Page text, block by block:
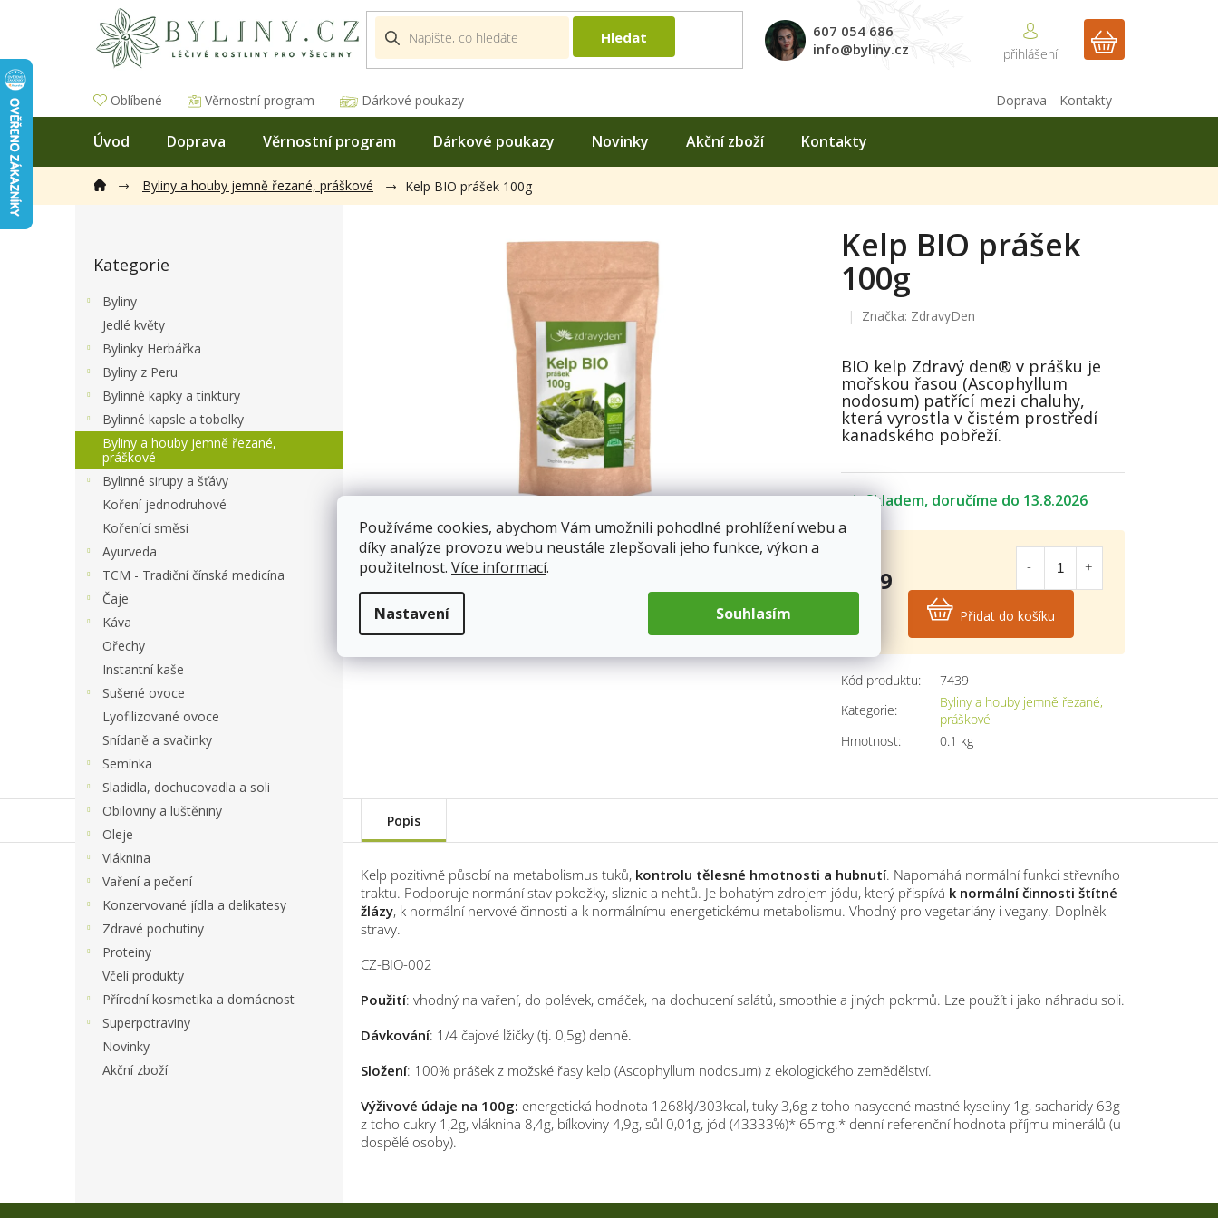
Používáme cookies, abychom Vám umožnili pohodlné prohlížení webu a
díky analýze provozu webu neustále zlepšovali jeho funkce, výkon a
použitelnost. Více informací.
Nastavení Souhlasím
Hledat
607 054 686
info@byliny.cz
NÁKUPNÍ
Oblíbené Věrnostní program Dárkové poukazy Kontakty
Doprava
Úvod Doprava Věrnostní program Dárkové poukazy Novinky Akční zboží Kontakty
Byliny a houby jemně řezané, práškové Kelp BIO prášek 100g
n
l
kategorie
Kategorie
Byliny
Jedlé květy
Bylinky Herbářka
Byliny z Peru
Bylinné kapky a tinktury
Bylinné kapsle a tobolky
Byliny a houby jemně řezané,
práškové
Bylinné sirupy a šťávy
Koření jednodruhové
Kořenící směsi
Ayurveda
TCM - Tradiční čínská medicína
Čaje
Káva
Ořechy
Instantní kaše
Sušené ovoce
Lyofilizované ovoce
Snídaně a svačinky
Semínka
Sladidla, dochucovadla a soli
Obiloviny a luštěniny
Oleje
Vláknina
Vaření a pečení
Konzervované jídla a delikatesy
Zdravé pochutiny
Proteiny
Včelí produkty
Přírodní kosmetika a domácnost
Superpotraviny
Novinky
Akční zboží
Skladem 13.8.2026
BIO kelp Zdravý den® v prášku je
mořskou řasou (Ascophyllum
nodosum) patřící mezi chaluhy,
která vyrostla v čistém prostředí
kanadského pobřeží.
Kelp BIO prášek
100g
Značka: ZdravyDen
Kód produktu:
7439
Kategorie:
Byliny a houby jemně řezané,
práškové
Hmotnost: 0.1 kg
129
Kč
cena:
Přidat do košíku
Popis
Kelp pozitivně působí na metabolismus tuků, kontrolu tělesné hmotnosti a hubnutí. Napomáhá normální funkci střevního
traktu. Podporuje normání stav pokožky, sliznic a nehtů. Je bohatým zdrojem jódu, který přispívá k normální činnosti štítné
žlázy, k normální nervové činnosti a k normálnímu energetickému metabolismu. Vhodný pro vegetariány i vegany. Doplněk
stravy.
CZ-BIO-002
Použití: vhodný na vaření, do polévek, omáček, na dochucení salátů, smoothie a jiných pokrmů. Lze použít i jako náhradu soli.
Dávkování: 1/4 čajové lžičky (tj. 0,5g) denně.
Složení: 100% prášek z možské řasy kelp (Ascophyllum nodosum) z ekologického zemědělství.
Výživové údaje na 100g: energetická hodnota 1268kJ/303kcal, tuky 3,6g z toho nasycené mastné kyseliny 1g, sacharidy 63g
z toho cukry 1,2g, vláknina 8,4g, bílkoviny 4,9g, sůl 0,01g, jód (43333%)* 65mg.* denní referenční hodnota příjmu minerálů (u
dospělé osoby).